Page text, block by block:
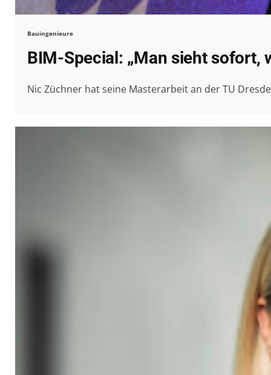
Bauingenieure
BIM-Special: „Man sieht sofort,
Nic Züchner hat seine Masterarbeit an der TU